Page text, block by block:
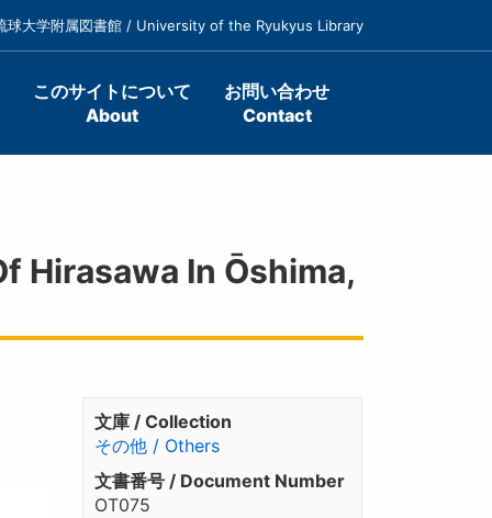
球大学附属図書館 / University of the Ryukyus Library
このサイトについて
About
お問い合わせ
Contact
Hirasawa In Ōshima,
文庫 / Collection
その他 / Others
文書番号 / Document Number
OT075